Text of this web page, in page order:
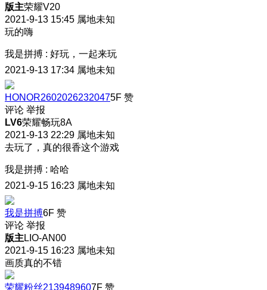
版主荣耀V20
2021-9-13 15:45 属地未知
玩的嗨
我是拼搏 : 好玩，一起来玩
2021-9-13 17:34 属地未知
HONOR26020262320475F 赞
评论 举报
LV6荣耀畅玩8A
2021-9-13 22:29 属地未知
去玩了，真的很香这个游戏
我是拼搏 : 哈哈
2021-9-15 16:23 属地未知
我是拼搏6F 赞
评论 举报
版主LIO-AN00
2021-9-15 16:23 属地未知
画质真的不错
荣耀粉丝2139489607F 赞